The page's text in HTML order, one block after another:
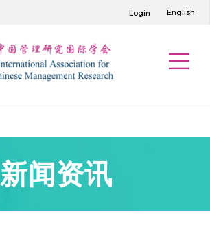
Login English
新闻资讯